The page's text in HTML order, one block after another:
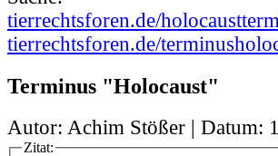
tierrechtsforen.de/
tierrechtsforen.de/
Terminus "Holocaust"
Autor: Achim Stößer | Datum:
Zitat: